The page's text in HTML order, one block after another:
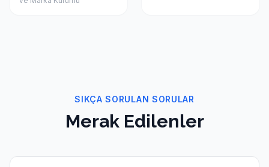
SIKÇA SORULAN SORULAR
Merak Edilenler